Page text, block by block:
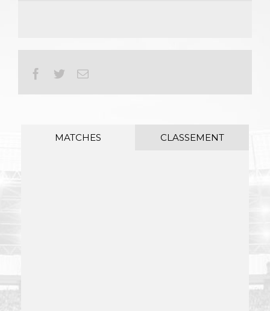
Facebook
TwitterEmail
MATCHES CLASSEMENT